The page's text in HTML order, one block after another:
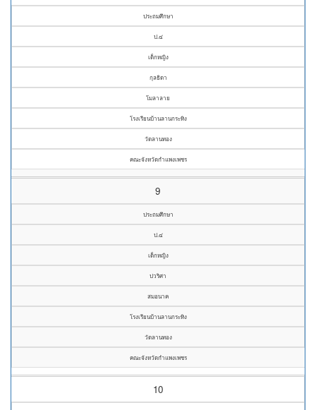
ประถมศึกษา
ป.๔
เด็กหญิง
กุลธิดา
โมลาลาย
โรงเรียนบ้านลานกระทิง
วัดลานทอง
คณะจังหวัดกำแพงเพชร
9
ประถมศึกษา
ป.๔
เด็กหญิง
ปวริศา
สมอนาค
โรงเรียนบ้านลานกระทิง
วัดลานทอง
คณะจังหวัดกำแพงเพชร
10